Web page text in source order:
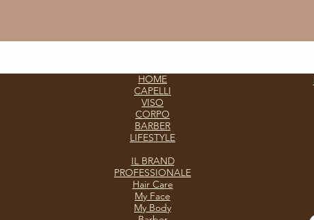
HOME
CAPELLI
VISO
CORPO
BARBER
LIFESTYLE
IL BRAND
PROFESSIONALE
Hair Care
My Face
My Body